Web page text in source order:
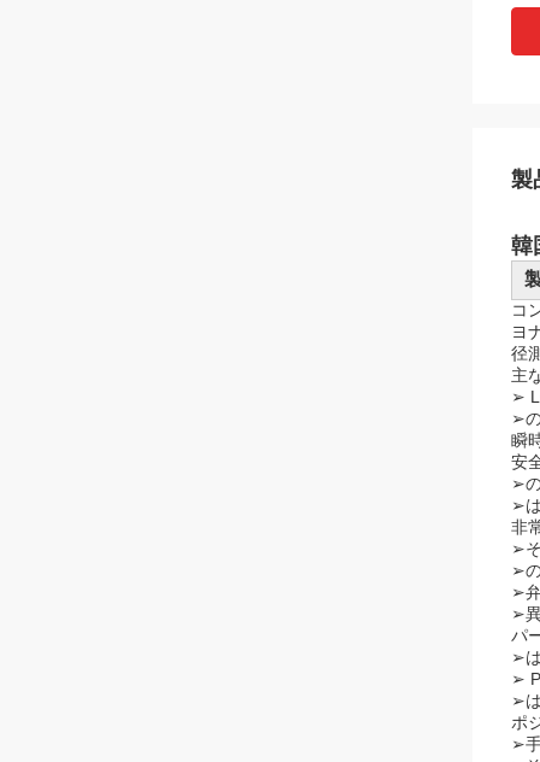
製
韓
コ
ヨ
径
主
➢
➢
瞬
安
➢
➢
非
➢
➢
➢
➢
パ
➢
➢
➢
ポ
➢